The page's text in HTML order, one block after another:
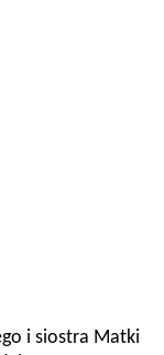
i siostra Matki